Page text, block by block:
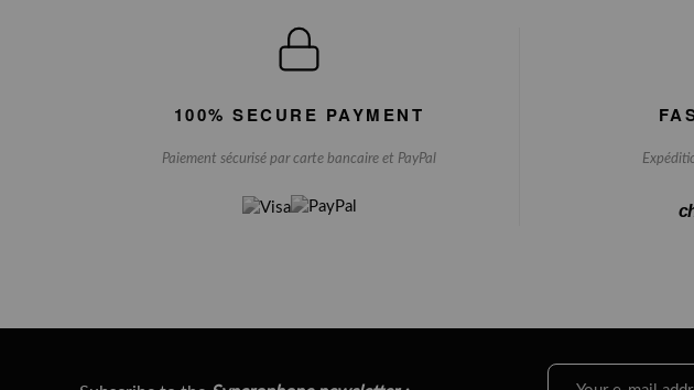
100% SECURE PAYMENT
Paiement sécurisé par carte bancaire et PayPal